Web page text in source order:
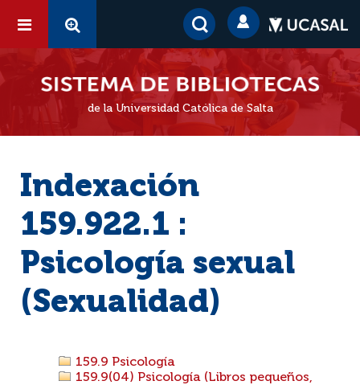
de la Universidad Católica de Salta
Indexación
159.922.1 :
Psicología sexual
(Sexualidad)
159.9 Psicología
159.9(04) Psicología (Libros pequeños,